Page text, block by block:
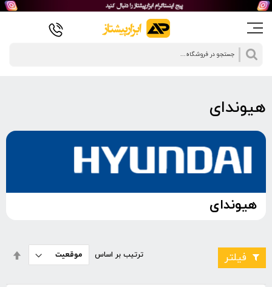
جستجو
هیوندای
هیوندای
ترتیب بر اساس فیلتر